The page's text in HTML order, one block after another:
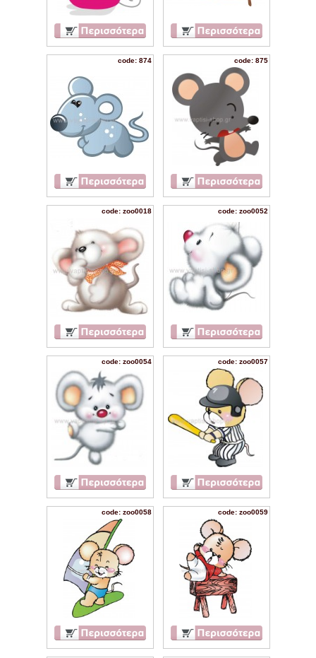
code: 874 code: 875
code: zoo0018 code: zoo0052
code: zoo0054 code: zoo0057
code: zoo0058 code: zoo0059